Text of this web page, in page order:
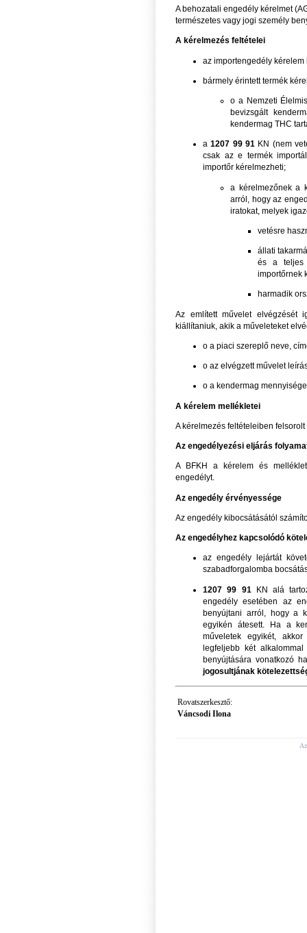
A behozatali engedély kérelmet
természetes vagy jogi személy
A kérelmezés feltételei
az importengedély kérelem
bármely érintett termék
o a Nemzeti
bevizsgált
kendermag THC
a1207 99 91 KN (nem
csak az e termék
importőr kérelmezheti;
a kérelmezőnek a
arról, hogy az
iratokat, melyek
vetésre
állati
és a teljes
importőrnek
harmadik
Az említett művelet elvégzését
kiállítaniuk, akik a műveleteket
o a piaci szereplő neve,
o az elvégzett művelet
o a kendermag
A kérelem mellékletei
A kérelmezés feltételeiben
Az engedélyezési eljárás
A BFKH a kérelem és
engedélyt.
Az engedély érvényessége
Az engedély kibocsátásától
Az engedélyhez kapcsolódó
az engedély lejártát
szabadforgalomba
1207 99 91 KN alá
engedély esetében az
benyújtani arról, hogy a
egyikén átesett. Ha a
műveletek egyikét,
legfeljebb két
benyújtására vonatkozó
jogosultjának
Váncsodi Ilona